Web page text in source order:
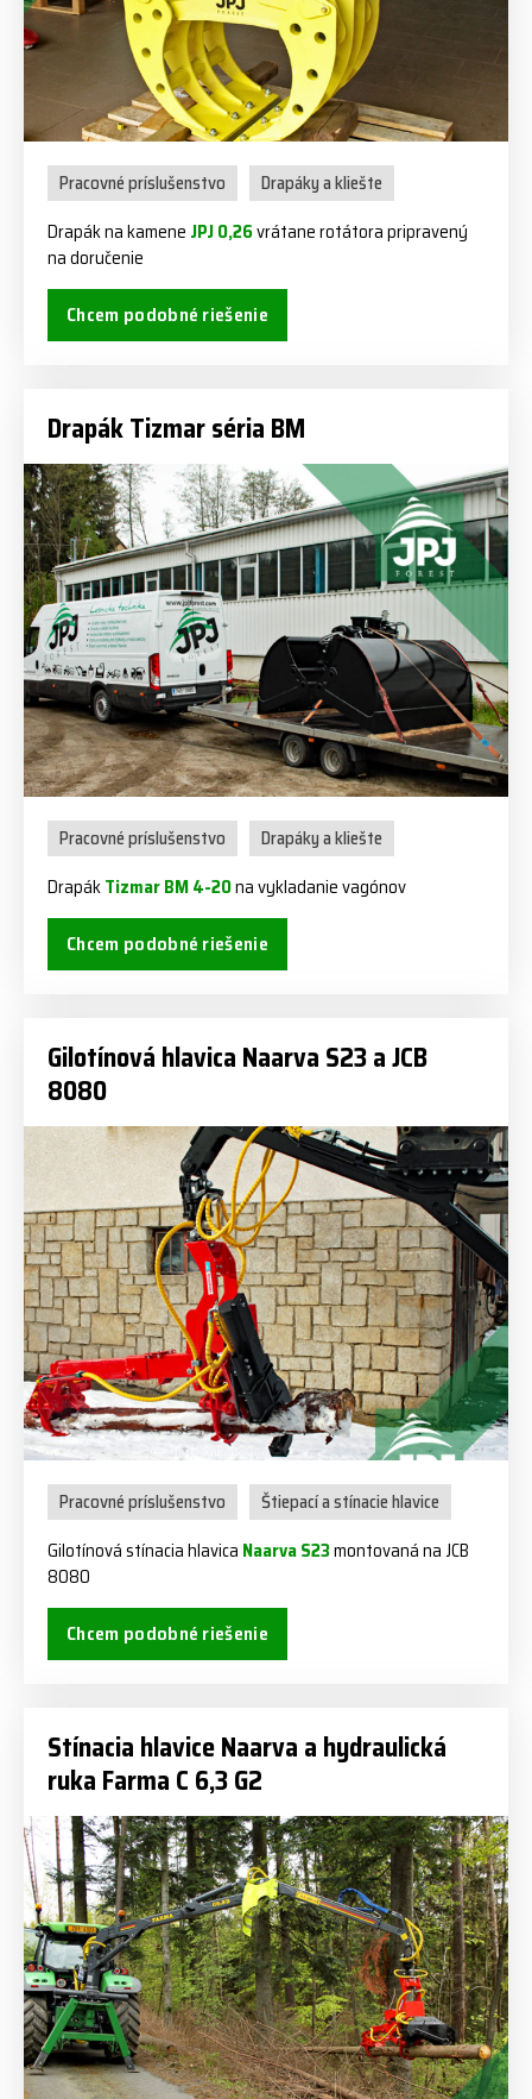
Pracovné príslušenstvo
Drapáky a kliešte
Drapák na kamene JPJ 0,26vrátane rotátora pripravený
na doručenie
Chcem podobné riešenie
Drapák Tizmar séria BM
Pracovné príslušenstvo
Drapáky a kliešte
DrapákTizmar BM 4-20na vykladanie vagónov
Chcem podobné riešenie
Gilotínová hlavica Naarva S23 a JCB
8080
Pracovné príslušenstvo
Štiepací a stínacie hlavice
Gilotínová stínacia hlavica Naarva S23montovaná na JCB
8080
Chcem podobné riešenie
Stínacia hlavice Naarva a hydraulická
ruka Farma C 6,3 G2